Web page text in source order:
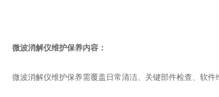
微波消解仪维护保养内容：
微波消解仪维护保养需覆盖日常清洁、关键部件检查、软